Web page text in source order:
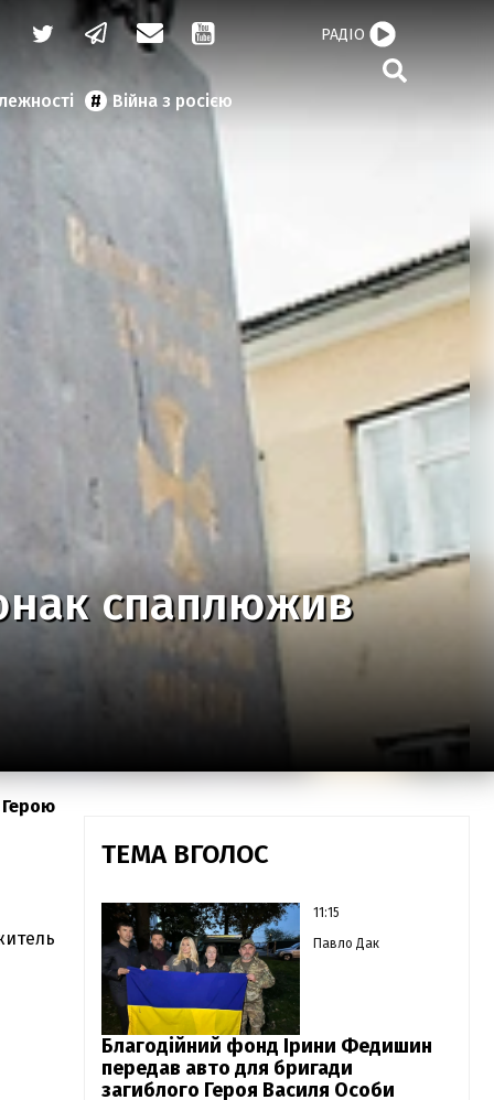
Війна з росією
РАДІО
спаплюжив
Герою
ТЕМА ВГОЛОС
11:15
Павло Дак
Благодійний фонд Ірини Федишин
передав авто для бригади
загиблого Героя Василя Особи